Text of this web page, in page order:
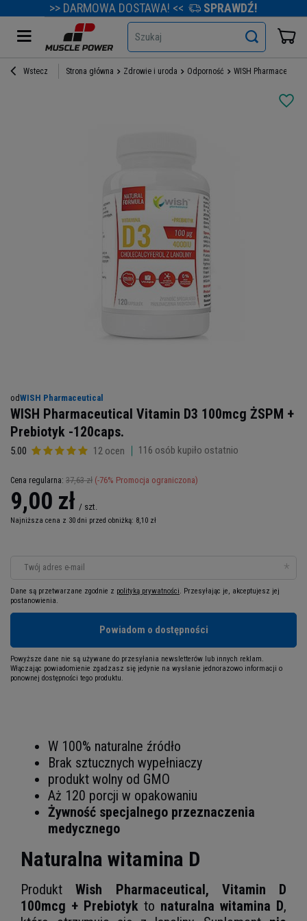
>> DARMOWA DOSTAWA! << SPRAWDŹ!
Szukaj
Wstecz Strona główna Zdrowie i uroda Odporność WISH
odWISH Pharmaceutical
WISH Pharmaceutical Vitamin D3 100mcg ŻSPM +
Prebiotyk -120caps.
5.00 12 ocen 116 osób kupiło ostatnio
Cena regularna: 37,63 zł (-76% Promocja ograniczona)
9,00 zł / szt.
Najniższa cena z 30 dni przed obniżką: 8,10 zł
Twój adres e-mail
Dane są przetwarzane zgodnie z polityką prywatności. Przesyłając je, akceptujesz jej
postanowienia.
Powiadom o dostępności
Powyższe dane nie są używane do przesyłania newsletterów lub innych reklam.
Włączając powiadomienie zgadzasz się jedynie na wysłanie jednorazowo informacji o
ponownej dostępności tego produktu.
W 100% naturalne źródło
Brak sztucznych wypełniaczy
produkt wolny od GMO
Aż 120 porcji w opakowaniu
Żywność specjalnego przeznaczenia
medycznego
Naturalna witamina D
ProduktWish Pharmaceutical, Vitamin D
100mcg + Prebiotyk to naturalna witamina D,